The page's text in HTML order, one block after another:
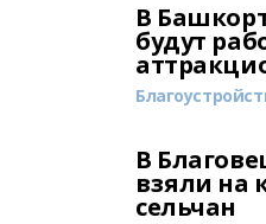
В
будут
В
взяли на
сельчан